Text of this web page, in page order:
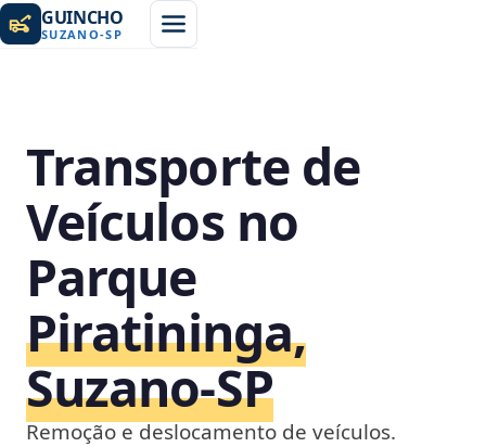
GUINCHO
SUZANO-SP
Transporte de
Veículos no
Parque
Piratininga,
Suzano‑SP
Remoção e deslocamento de veículos.